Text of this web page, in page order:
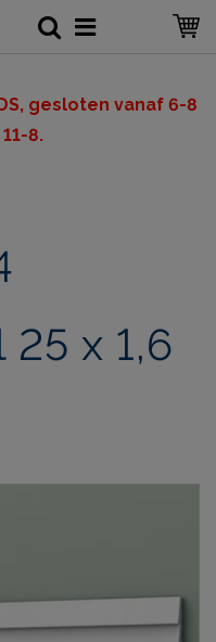
gesloten vanaf 6-8
8.
x 1,6